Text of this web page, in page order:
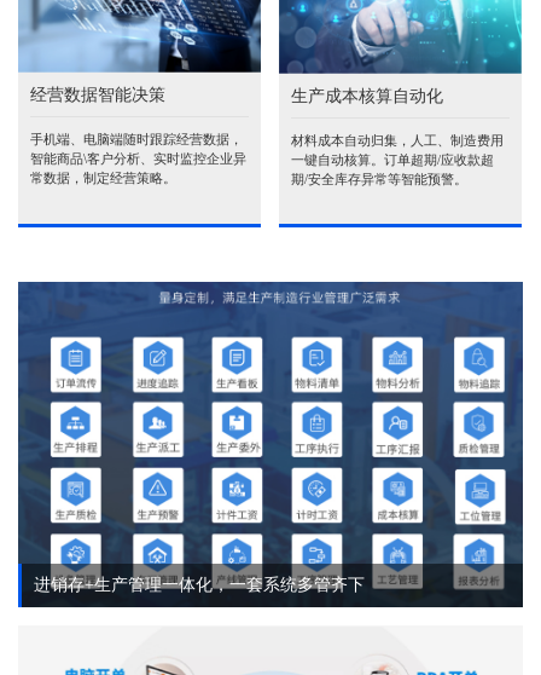
经营数据智能决策
手机端、电脑端随时跟踪经营数据，
智能商品\客户分析、实时监控企业异
常数据，制定经营策略。
生产成本核算自动化
材料成本自动归集，人工、制造费用
一键自动核算。订单超期/应收款超
期/安全库存异常等智能预警。
进销存+生产管理一体化，一套系统多管齐下